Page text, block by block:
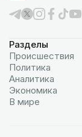
Разделы
Происшествия
Политика
Аналитика
Экономика
В мире